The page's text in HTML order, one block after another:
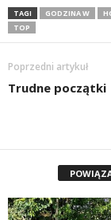
TAGI GODZINA W
TOP
Poprzedni artykuł
Trudne początki